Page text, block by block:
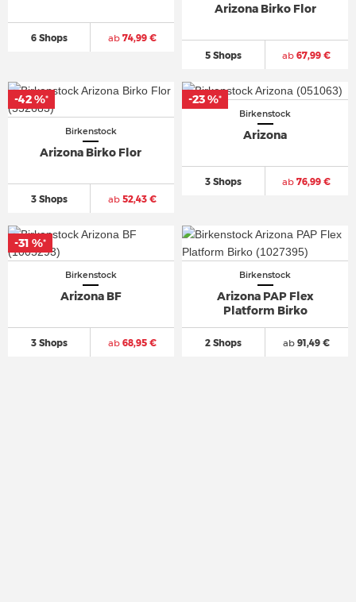
6 Shops ab74,99 €
Arizona Birko Flor
5 Shops ab 67,99 €
Birkenstock
Arizona Birko Flor
3 Shops ab52,43 €
-42 %*
-42 %*
Birkenstock
Arizona
3 Shops ab 76,99 €
-23 %*
-23 %*
Birkenstock
Arizona BF
3 Shops ab68,95 €
-31 %*
-31 %*
Birkenstock
Arizona PAP Flex
Platform Birko
2 Shops ab 91,49 €